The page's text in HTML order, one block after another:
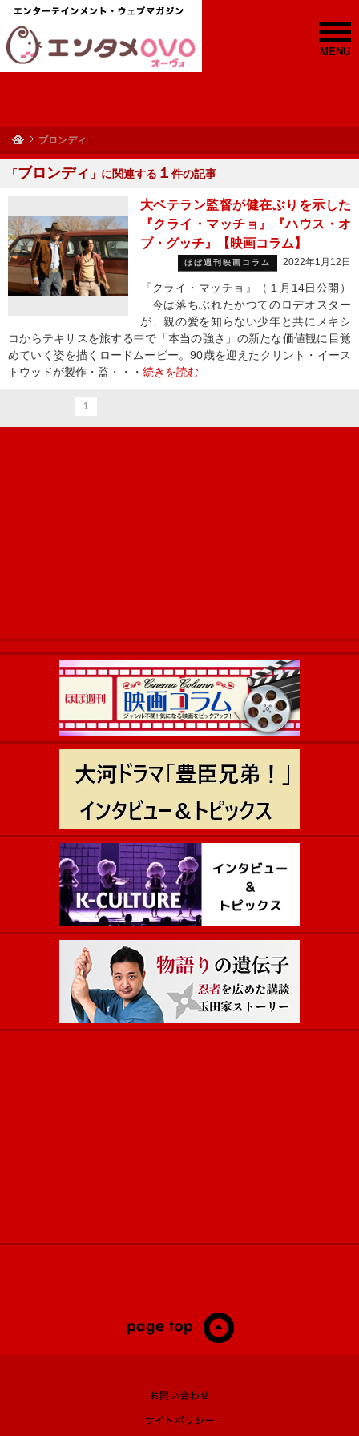
MENU
ブロンディ
「ブロンディ 」に関連する １ 件の記事
大ベテラン監督が健在ぶりを示した
『クライ・マッチョ』『ハウス・オ
ブ・グッチ』【映画コラム】
ほぼ週刊映画コラム 2022年1月12日
『クライ・マッチョ』（１月14日公開）
今は落ちぶれたかつてのロデオスター
が、親の愛を知らない少年と共にメキシ
コからテキサスを旅する中で「本当の強さ」の新たな価値観に目覚
めていく姿を描くロードムービー。90歳を迎えたクリント・イース
トウッドが製作・監・・・ 続きを読む
1